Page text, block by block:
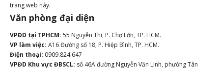
trang web này.
Văn phòng đại diện
VPĐD tại TPHCM: 55 Nguyễn Thi, P. Chợ Lớn, TP. HCM.
VP làm việc: A16 Đường số 18, P. Hiệp Bình, TP. HCM.
Điện thoại: 0909.824.647
VPĐD Khu vực ĐBSCL: số 46A đường Nguyễn Văn Linh, phường Tân